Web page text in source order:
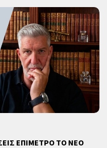
ΕΠΙΜΕΤΡΟ ΤΟ ΝΕΟ